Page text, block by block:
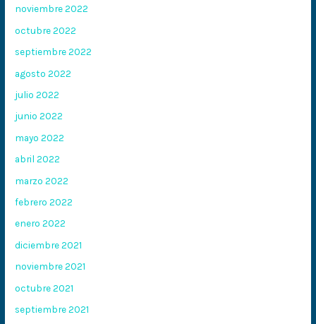
noviembre 2022
octubre 2022
septiembre 2022
agosto 2022
julio 2022
junio 2022
mayo 2022
abril 2022
marzo 2022
febrero 2022
enero 2022
diciembre 2021
noviembre 2021
octubre 2021
septiembre 2021